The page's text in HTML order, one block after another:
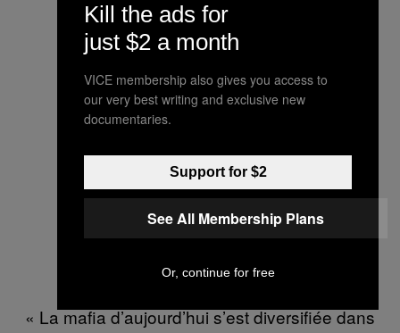
« La mafia d’aujourd’hui s’est diversifiée dans
Kill the ads for
just $2 a month
VICE membership also gives you access to
our very best writing and exclusive new
documentaries.
Support for $2
See All Membership Plans
Or, continue for free